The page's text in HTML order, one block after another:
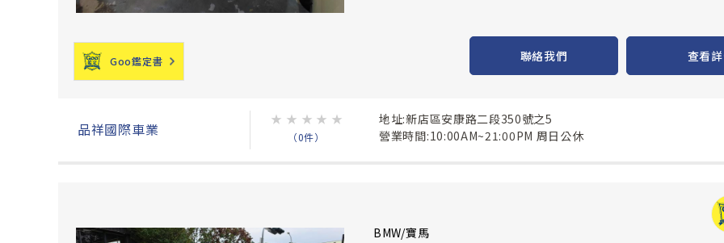
Goo鑑定書 聯絡我們 查看
品祥國際車業
★ ★ ★ ★ ★
（0件）
地址:新店區安康路二段350號之5
營業時間:10:00AM~21:00PM 周日公休
BMW/寶馬